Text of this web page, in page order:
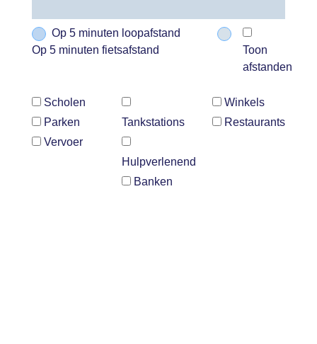
Op 5 minuten loopafstand
Op 5 minuten fietsafstand
Toon
afstanden
Scholen
Parken
Vervoer
Tankstations
Hulpverlenend
Banken
Winkels
Restaurants